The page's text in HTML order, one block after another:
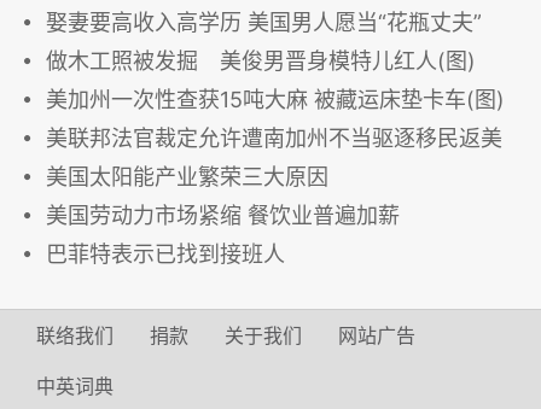
娶妻要高收入高学历 美国男人愿当“花瓶丈夫”
做木工照被发掘 美俊男晋身模特儿红人(图)
美加州一次性查获15吨大麻 被藏运床垫卡车(图)
美联邦法官裁定允许遭南加州不当驱逐移民返美
美国太阳能产业繁荣三大原因
美国劳动力市场紧缩 餐饮业普遍加薪
巴菲特表示已找到接班人
联络我们 捐款 关于我们 网站广告
中英词典